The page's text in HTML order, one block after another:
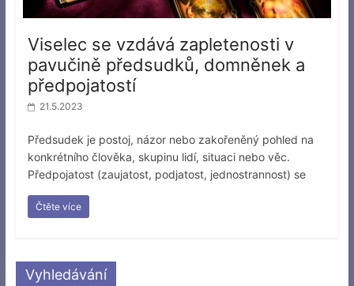
Viselec se vzdává zapletenosti v
pavučině předsudků, domněnek a
předpojatostí
21.5.2023
Předsudek je postoj, názor nebo zakořeněný pohled na
konkrétního člověka, skupinu lidí, situaci nebo věc.
Předpojatost (zaujatost, podjatost, jednostrannost) se
Čtěte více
Vyhledávání